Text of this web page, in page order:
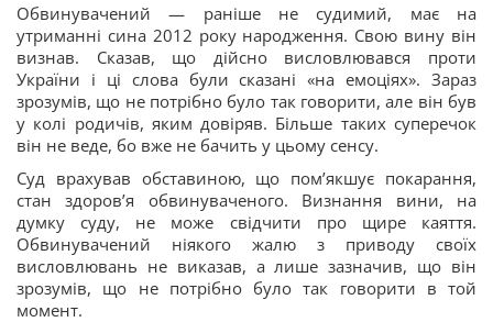
Обвинувачений — раніше не судимий, має на
утриманні сина 2012 року народження. Свою вину він
визнав. Сказав, що дійсно висловлювався проти
України і ці слова були сказані «на емоціях». Зараз
зрозумів, що не потрібно було так говорити, але він був
у колі родичів, яким довіряв. Більше таких суперечок
він не веде, бо вже не бачить у цьому сенсу.
Суд врахував обставиною, що помʼякшує покарання,
стан здоровʼя обвинуваченого. Визнання вини, на
думку суду, не може свідчити про щире каяття.
Обвинувачений ніякого жалю з приводу своїх
висловлювань не виказав, а лише зазначив, що він
зрозумів, що не потрібно було так говорити в той
момент.